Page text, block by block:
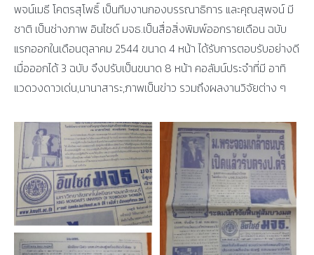
พจน์เมธี โคตรสุโพธิ์ เป็นทีมงานกองบรรณาธิการ และคุณสุพจน์ มี
ชาติ เป็นช่างภาพ อินไซด์ มจธ.เป็นสื่อสิ่งพิมพ์ออกรายเดือน ฉบับ
แรกออกในเดือนตุลาคม 2544 ขนาด 4 หน้า ได้รับการตอบรับอย่างดี
เมื่อออกได้ 3 ฉบับ จึงปรับเป็นขนาด 8 หน้า คอลัมน์ประจำที่มี อาทิ
แวดวงดาวเด่น,นานาสาระ,ภาพเป็นข่าว รวมถึงผลงานวิจัยต่าง ๆ